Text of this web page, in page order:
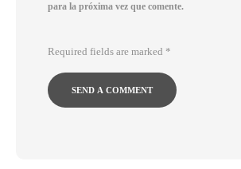
para la próxima vez que comente.
Required fields are marked *